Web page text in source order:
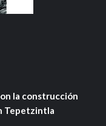
la construcción
Tepetzintla